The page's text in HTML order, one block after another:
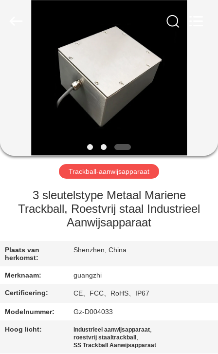
PRODUCTEN
FABRIEKSREIS
KWALITEITSCONTROLE
CONTACTEER
EEN
CITAAT
Trackball-aanwijsapparaat
3 sleutelstype Metaal Mariene
Trackball, Roestvrij staal Industrieel
Aanwijsapparaat
Plaats van
herkomst:
Shenzhen, China
Merknaam: guangzhi
Certificering: CE、FCC、RoHS、IP67
Modelnummer: Gz-D004033
Hoog licht: industrieel aanwijsapparaat,
roestvrij staaltrackball ,
SS Trackball Aanwijsapparaat